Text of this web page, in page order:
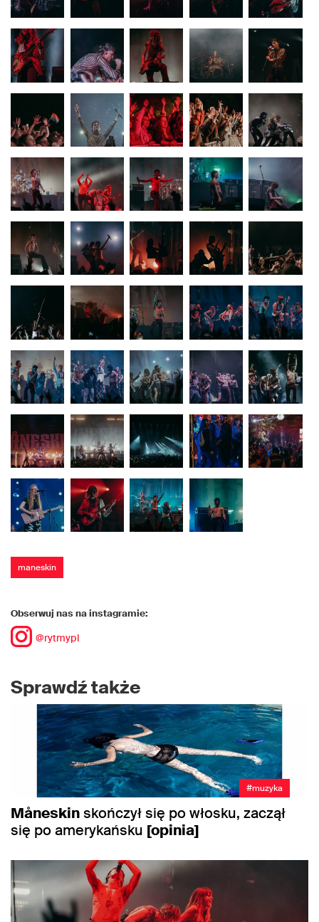
maneskin
Obserwuj nas na instagramie:
@rytmypl
Sprawdź także
#muzyka
Måneskinskończył się po włosku, zaczął
się po amerykańsku [opinia]